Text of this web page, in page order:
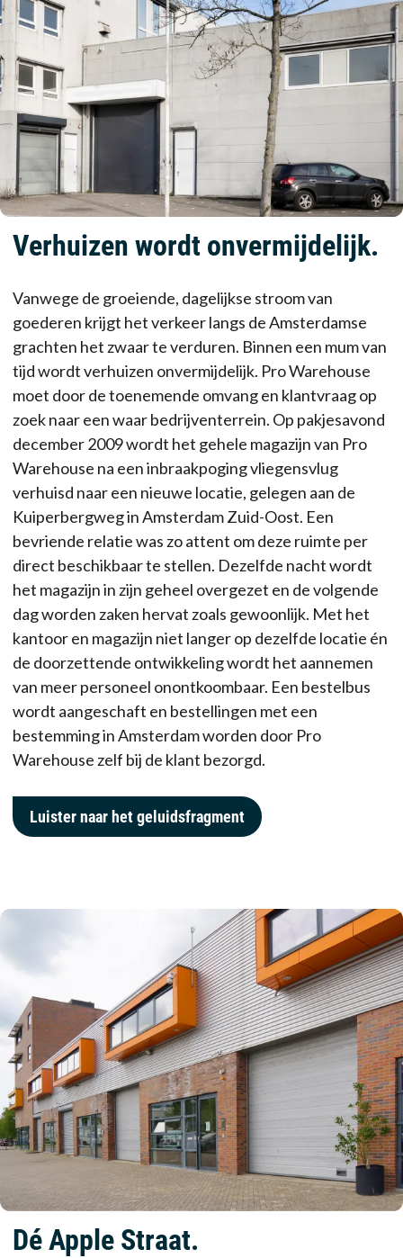
Verhuizen wordt onvermijdelijk.
Vanwege de groeiende, dagelijkse stroom van
goederen krijgt het verkeer langs de Amsterdamse
grachten het zwaar te verduren. Binnen een mum van
tijd wordt verhuizen onvermijdelijk. Pro Warehouse
moet door de toenemende omvang en klantvraag op
zoek naar een waar bedrijventerrein. Op pakjesavond
december 2009 wordt het gehele magazijn van Pro
Warehouse na een inbraakpoging vliegensvlug
verhuisd naar een nieuwe locatie, gelegen aan de
Kuiperbergweg in Amsterdam Zuid-Oost. Een
bevriende relatie was zo attent om deze ruimte per
direct beschikbaar te stellen. Dezelfde nacht wordt
het magazijn in zijn geheel overgezet en de volgende
dag worden zaken hervat zoals gewoonlijk. Met het
kantoor en magazijn niet langer op dezelfde locatie én
de doorzettende ontwikkeling wordt het aannemen
van meer personeel onontkoombaar. Een bestelbus
wordt aangeschaft en bestellingen met een
bestemming in Amsterdam worden door Pro
Warehouse zelf bij de klant bezorgd.
Luister naar het geluidsfragment
Dé Apple Straat.